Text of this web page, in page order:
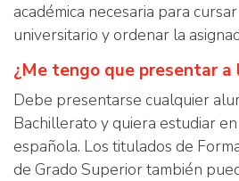
académica necesaria para
universitario y ordenar la
¿Me tengo que presentar a
Debe presentarse cualquier
Bachillerato y quiera estudiar
española. Los titulados de
de Grado Superior también